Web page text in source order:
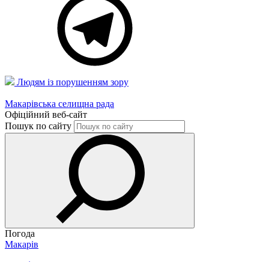
Людям із порушенням зору
Макарівська селищна рада
Офіційний веб-сайт
Пошук по сайту
Погода
Макарів